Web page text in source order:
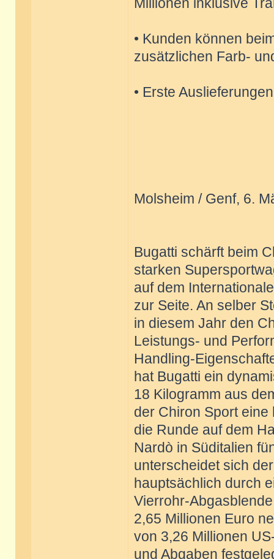
• Kunden können
zusätzlichen Farb-
• Erste
Molsheim / Genf, 6.
Bugatti schärft beim
starken
auf dem
zur Seite. An selber
in diesem Jahr den
Leistungs- und
Handling-
hat Bugatti ein
18 Kilogramm aus
der Chiron Sport
die Runde auf dem
Nardò in Süditalien
unterscheidet sich
hauptsächlich durch
Vierrohr-
2,65 Millionen Euro
von 3,26 Millionen
und Abgaben